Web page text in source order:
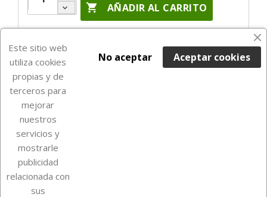
 AÑADIR AL CARRITO

Este sitio web
utiliza cookies
propias y de
terceros para
mejorar
nuestros
servicios y
mostrarle
publicidad
relacionada con
sus
Aceptar cookies
No aceptar